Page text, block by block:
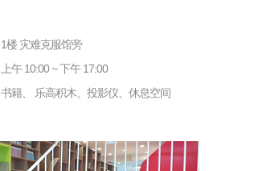
1楼 灾难克服馆旁
上午 10:00 ~ 下午 17:00
书籍、 乐高积木、投影仪、休息空间